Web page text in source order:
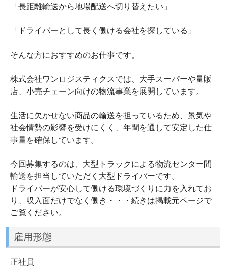
「長距離輸送から地場配送へ切り替えたい」
「ドライバーとして長く働ける会社を探している」
そんな方におすすめのお仕事です。
株式会社ワンロジスティクスでは、大手スーパーや量販
店、小売チェーン向けの物流事業を展開しています。
生活に欠かせない商品の輸送を担っているため、景気や
社会情勢の影響を受けにくく、年間を通して安定した仕
事量を確保しています。
今回募集するのは、大型トラックによる物流センター間
輸送を担当していただく大型ドライバーです。
ドライバーが安心して働ける環境づくりに力を入れてお
り、収入面だけでなく働き・・・続きは掲載元ページで
ご覧ください。
雇用形態
正社員